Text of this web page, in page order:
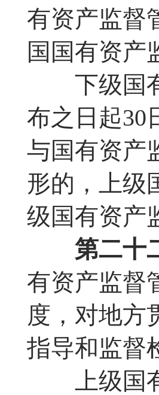
有资产监督
国国有资产
下级国有
布之日起30
与国有资产
形的，上级
级国有资产
第二十
有资产监督
度，对地方
指导和监督
上级国有